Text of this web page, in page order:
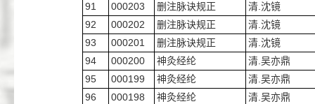
91
000203 删注脉诀规正
清.沈镜
92
000202 删注脉诀规正
清.沈镜
93
000201 删注脉诀规正
清.沈镜
94
000200 神灸经纶
清.吴亦鼎
95
000199 神灸经纶
清.吴亦鼎
96
000198 神灸经纶
清.吴亦鼎